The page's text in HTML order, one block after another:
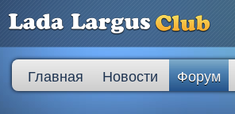
Главная Новости Форум